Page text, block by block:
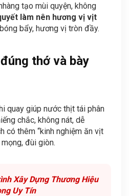
tạo mùi quyện, không
làm nên hương vị vịt
bẩy, hương vị tròn đầy.
thớ và bày
quay giúp nước thịt tái phân
chắc, không nát, dễ
có thêm “kinh nghiệm ăn vịt
đùi giòn.
Xây Dựng Thương Hiệu
Uy Tín